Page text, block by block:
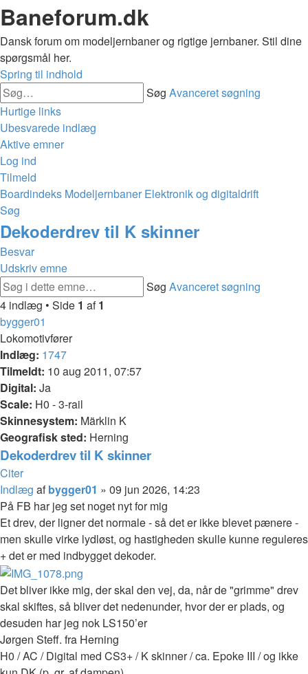
Baneforum.dk
Dansk forum om modeljernbaner og rigtige jernbaner. Stil dine
spørgsmål her.
Spring til indhold
Søg Avanceret søgning
Hurtige links
Ubesvarede indlæg
Aktive emner
Log ind
Tilmeld
Boardindeks Modeljernbaner Elektronik og digitaldrift
Søg
Dekoderdrev til K skinner
Besvar
Udskriv emne
Søg Avanceret søgning
4 indlæg • Side 1 af1
bygger01
Lokomotivfører
Indlæg: 1747
Tilmeldt: 10 aug 2011, 07:57
Digital: Ja
Scale: H0 - 3-rail
Skinnesystem: Märklin K
Geografisk sted: Herning
Dekoderdrev til K skinner
Citer
Indlæg afbygger01 » 09 jun 2026, 14:23
På FB har jeg set noget nyt for mig
Et drev, der ligner det normale - så det er ikke blevet pænere -
men skulle virke lydløst, og hastigheden skulle kunne reguleres
+ det er med indbygget dekoder.
Det bliver ikke mig, der skal den vej, da, når de "grimme" drev
skal skiftes, så bliver det nedenunder, hvor der er plads, og
desuden har jeg nok LS150’er
Jørgen Steff. fra Herning
H0 / AC / Digital med CS3+ / K skinner / ca. Epoke III / og ikke